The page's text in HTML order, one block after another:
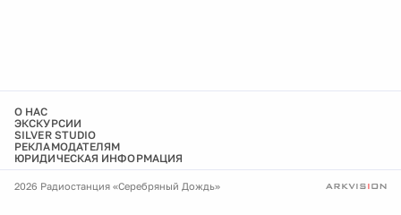
О НАС
ЭКСКУРСИИ
SILVER STUDIO
РЕКЛАМОДАТЕЛЯМ
ЮРИДИЧЕСКАЯ ИНФОРМАЦИЯ
2026 Радиостанция «Серебряный Дождь»